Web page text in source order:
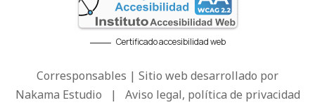
Certificado accesibilidad web
Corresponsables | Sitio web desarrollado por
Nakama Estudio | Aviso legal, política de privacidad